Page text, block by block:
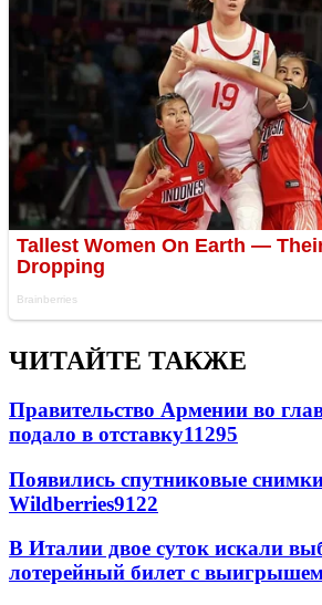
ЧИТАЙТЕ ТАКЖЕ
Правительство Армении во
подало в отставку11295
Появились спутниковые
Wildberries9122
В Италии двое суток искали
лотерейный билет с